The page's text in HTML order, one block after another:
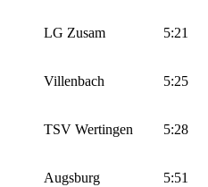
LG Zusam 5:21
Villenbach 5:25
TSV Wertingen 5:28
Augsburg 5:51